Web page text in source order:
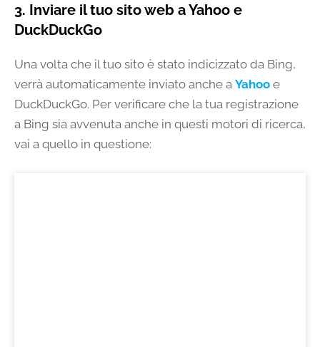
3. Inviare il tuo sito web a Yahoo e
DuckDuckGo
Una volta che il tuo sito è stato indicizzato da Bing,
verrà automaticamente inviato anche a Yahoo e
DuckDuckGo. Per verificare che la tua registrazione
a Bing sia avvenuta anche in questi motori di ricerca,
vai a quello in questione: